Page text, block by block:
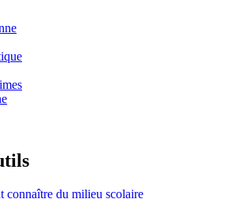
du milieu scolaire